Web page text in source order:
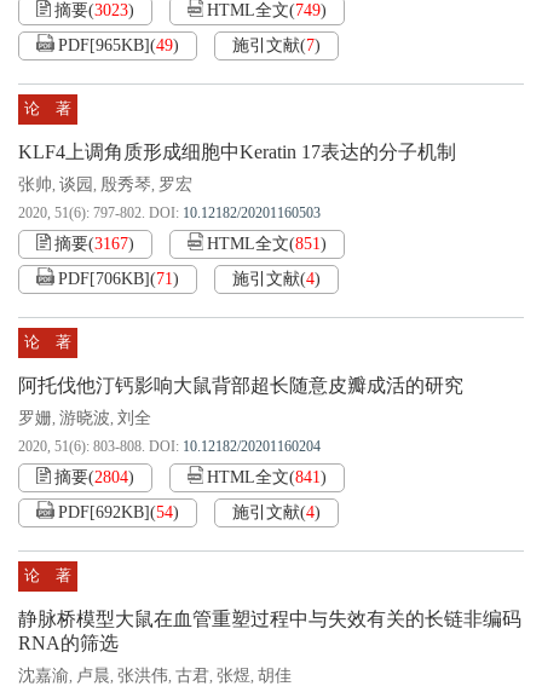
摘要(3023) HTML全文(749)
PDF[965KB](49) 施引文献(7)
论 著
KLF4上调角质形成细胞中Keratin 17表达的分子机制
张帅, 谈园 , 殷秀琴, 罗宏
2020, 51(6): 797-802. DOI: 10.12182/20201160503
摘要(3167) HTML全文(851)
PDF[706KB](71) 施引文献(4)
论 著
阿托伐他汀钙影响大鼠背部超长随意皮瓣成活的研究
罗姗, 游晓波, 刘全
2020, 51(6): 803-808. DOI: 10.12182/20201160204
摘要(2804) HTML全文(841)
PDF[692KB](54) 施引文献(4)
论 著
静脉桥模型大鼠在血管重塑过程中与失效有关的长链非编码
RNA的筛选
沈嘉渝, 卢晨, 张洪伟, 古君, 张煜, 胡佳